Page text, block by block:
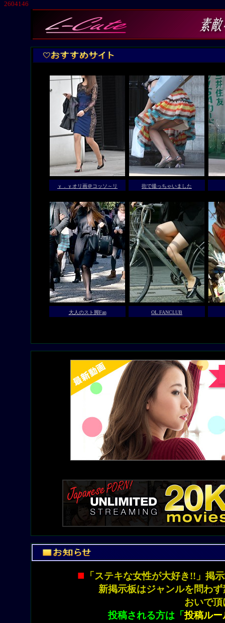
2604146
■ 「ステキな女性が大好き!!」
新掲示板はジャンルを問わ
おいで
投稿される方は「投稿ルー